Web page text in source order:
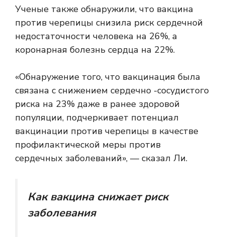
Ученые также обнаружили, что вакцина
против черепицы снизила риск сердечной
недостаточности человека на 26%, а
коронарная болезнь сердца на 22%.
«Обнаружение того, что вакцинация была
связана с снижением сердечно -сосудистого
риска на 23% даже в ранее здоровой
популяции, подчеркивает потенциал
вакцинации против черепицы в качестве
профилактической меры против
сердечных заболеваний», — сказал Ли.
Как вакцина снижает риск
заболевания